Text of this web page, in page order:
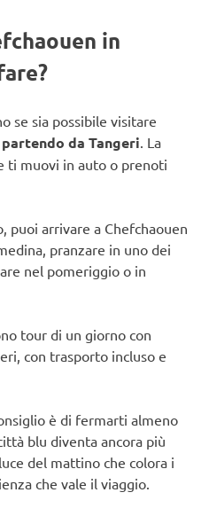
in
se sia possibile visitare
da Tangeri . La
ti muovi in auto o prenoti
puoi arrivare a Chefchaouen
pranzare in uno dei
nel pomeriggio o in
tour di un giorno con
con trasporto incluso e
è di fermarti almeno
blu diventa ancora più
del mattino che colora i
che vale il viaggio.